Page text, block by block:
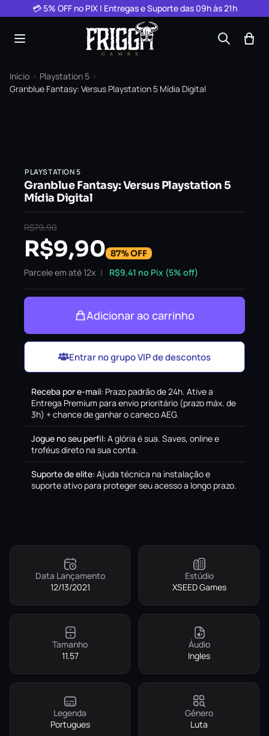
Pular para o conteúdo
💳 5% OFF no PIX | Entregas e Suporte das 09h às 21h
Início › Playstation 5 ›
Granblue Fantasy: Versus Playstation 5 Mídia Digital
PLAYSTATION 5
Granblue Fantasy: Versus Playstation 5
Mídia Digital
R$79,90
R$9,90 87% OFF
Parcele em até 12x R$9,41 no Pix (5% off)
Adicionar ao carrinho
Entrar no grupo VIP de descontos
Receba por e-mail: Prazo padrão de 24h. Ative a
Entrega Premium para envio prioritário (prazo máx. de
3h) + chance de ganhar o caneco AEG.
Jogue no seu perfil: A glória é sua. Saves, online e
troféus direto na sua conta.
Suporte de elite: Ajuda técnica na instalação e
suporte ativo para proteger seu acesso a longo prazo.
Data Lançamento
12/13/2021
Estúdio
XSEED Games
Tamanho
11.57
Áudio
Ingles
Legenda
Portugues
Gênero
Luta